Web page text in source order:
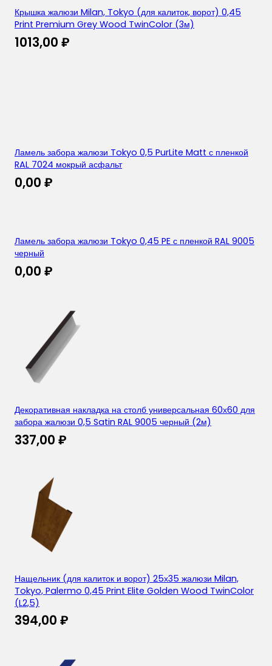
Крышка жалюзи Milan, Tokyo (для калиток, ворот) 0,45
Print Premium Grey Wood TwinColor (3м)
1013,00 ₽
Ламель забора жалюзи Tokyo 0,5 PurLite Matt с пленкой
RAL 7024 мокрый асфальт
0,00 ₽
Ламель забора жалюзи Tokyo 0,45 PE с пленкой RAL 9005
черный
0,00 ₽
Декоративная накладка на столб универсальная 60х60 для
забора жалюзи 0,5 Satin RAL 9005 черный (2м)
337,00 ₽
Нащельник (для калиток и ворот) 25х35 жалюзи Milan,
Tokyo, Palermo 0,45 Print Elite Golden Wood TwinColor
(L2,5)
394,00 ₽